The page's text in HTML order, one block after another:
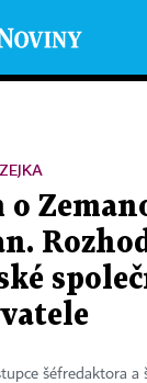
o
šéfredaktora a